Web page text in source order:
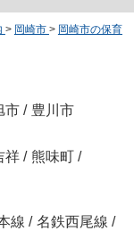
> 岡崎市 > 岡崎市の保育
市 / 豊川市
祥 / 熊味町 /
線 / 名鉄西尾線 /